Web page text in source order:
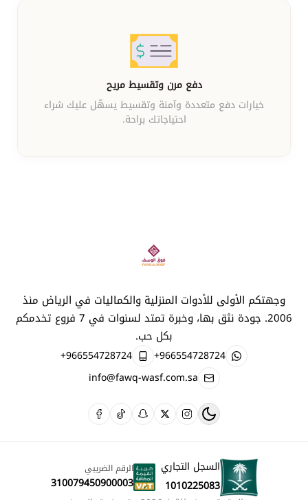
دفع مرن وتقسيط مريح
خيارات دفع متعددة وآمنة وتقسيط يسهّل عليك شراء
احتياجاتك براحة.
متجر فوق الوصف
وجهتكم الأولى للأدوات المنزلية والكماليات في الرياض منذ
2006. جودة نثق بها، وخبرة تمتد لسنوات في 7 فروع تخدمكم
بكل حب.
+966554728724
+966554728724
info@fawq-wasf.com.sa
السجل التجاري
1010225083
الرقم الضريبي
310079450900003